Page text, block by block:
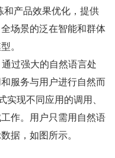
产品效果优化，提供
场景的泛在智能和群体
。
过强大的自然语言处
服务与用户进行自然而
实现不同应用的调用、
作。用户只需用自然语
据，如图所示。